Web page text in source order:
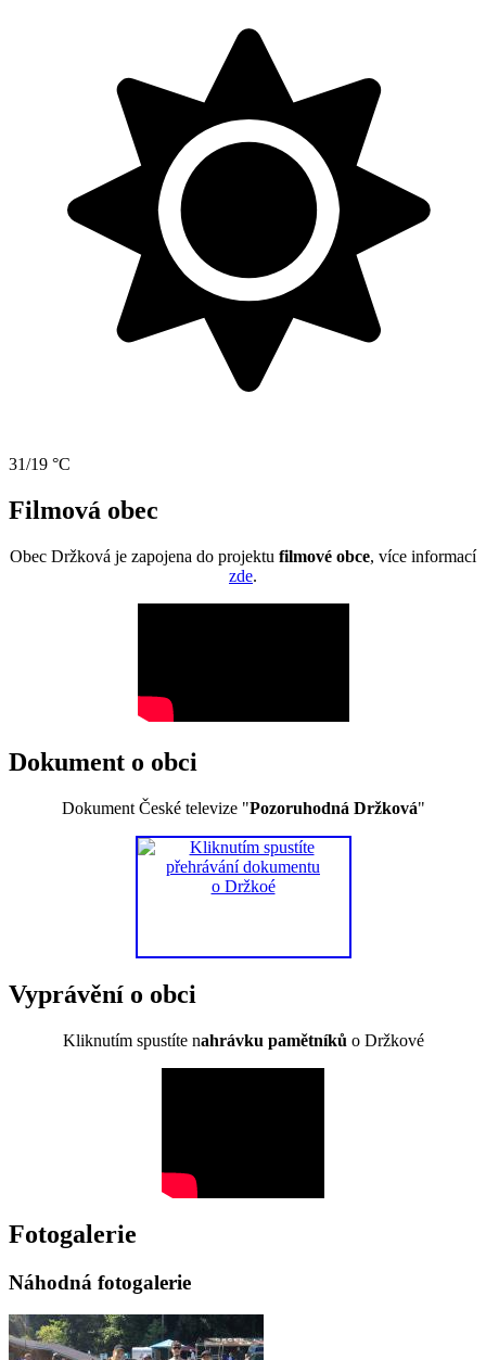
31/19 °C
Filmová obec
Obec Držková je zapojena do projektu filmové obce, více informací
zde.
Dokument o obci
Dokument České televize "Pozoruhodná Držková"
Vyprávění o obci
Kliknutím spustíte nahrávku pamětníků o Držkové
Fotogalerie
Náhodná fotogalerie